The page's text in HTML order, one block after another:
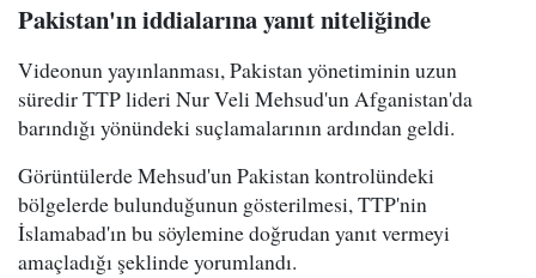
Pakistan'ın iddialarına yanıt niteliğinde
Videonun yayınlanması, Pakistan yönetiminin uzun
süredir TTP lideri Nur Veli Mehsud'un Afganistan'da
barındığı yönündeki suçlamalarının ardından geldi.
Görüntülerde Mehsud'un Pakistan kontrolündeki
bölgelerde bulunduğunun gösterilmesi, TTP'nin
İslamabad'ın bu söylemine doğrudan yanıt vermeyi
amaçladığı şeklinde yorumlandı.